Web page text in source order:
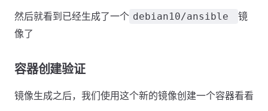
然后就看到已经生成了一个 debian10/ansible
镜
像了
容器创建验证
镜像生成之后，我们使用这个新的镜像创建一个容器看看